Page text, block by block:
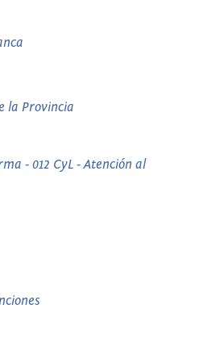
la Provincia
- 012 CyL - Atención al